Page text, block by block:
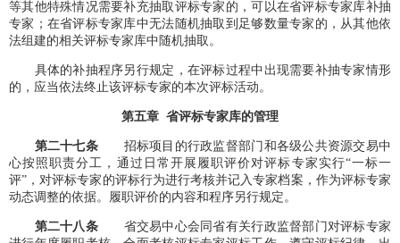
等其他特殊情况需要补充抽取评标专家的，可以在省评标专家库补抽
专家；在省评标专家库中无法随机抽取到足够数量专家的，从其他依
法组建的相关评标专家库中随机抽取。
具体的补抽程序另行规定，在评标过程中出现需要补抽专家情形
的，应当依法终止该评标专家的本次评标活动。
第五章 省评标专家库的管理
第二十七条 招标项目的行政监督部门和各级公共资源交易中
心按照职责分工，通过日常开展履职评价对评标专家实行“一标一
评”，对评标专家的评标行为进行考核并记入专家档案，作为评标专家
动态调整的依据。履职评价的内容和程序另行规定。
第二十八条 省交易中心会同省有关行政监督部门对评标专家